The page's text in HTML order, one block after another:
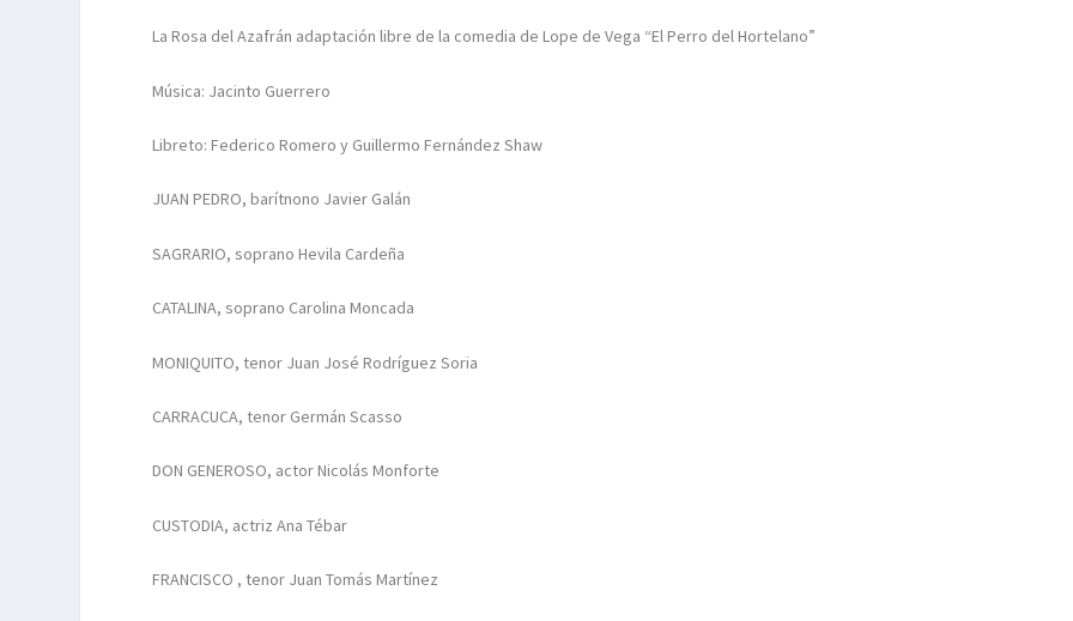
La Rosa del Azafrán adaptación libre de la comedia de Lope de Vega “El Perro del Hortelano”
Música: Jacinto Guerrero
Libreto: Federico Romero y Guillermo Fernández Shaw
JUAN PEDRO, barítnono Javier Galán
SAGRARIO, soprano Hevila Cardeña
CATALINA, soprano Carolina Moncada
MONIQUITO, tenor Juan José Rodríguez Soria
CARRACUCA, tenor Germán Scasso
DON GENEROSO, actor Nicolás Monforte
CUSTODIA, actriz Ana Tébar
FRANCISCO , tenor Juan Tomás Martínez